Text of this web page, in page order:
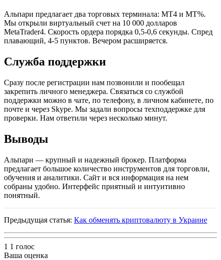
Альпари предлагает два торговых терминала: МТ4 и МТ%.
Мы открыли виртуальный счет на 10 000 долларов
MetaTrader4. Скорость ордера порядка 0,5-0,6 секунды. Спред
плавающий, 4-5 пунктов. Вечером расширяется.
Служба поддержки
Сразу после регистрации нам позвонили и пообещал
закрепить личного менеджера. Связаться со службой
поддержки можно в чате, по телефону, в личном кабинете, по
почте и через Skype. Мы задали вопросы техподдержке для
проверки. Нам ответили через несколько минут.
Выводы
Альпари — крупный и надежный брокер. Платформа
предлагает большое количество инструментов для торговли,
обучения и аналитики. Сайт и вся информация на нем
собраны удобно. Интерфейс приятный и интуитивно
понятный.
Предыдущая статья: Как обменять криптовалюту в Украине
1 1 голос
Ваша оценка